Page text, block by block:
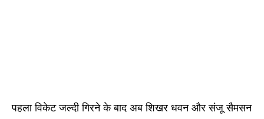
पहला विकेट जल्दी गिरने के बाद अब शिखर धवन और संजू सैमसन